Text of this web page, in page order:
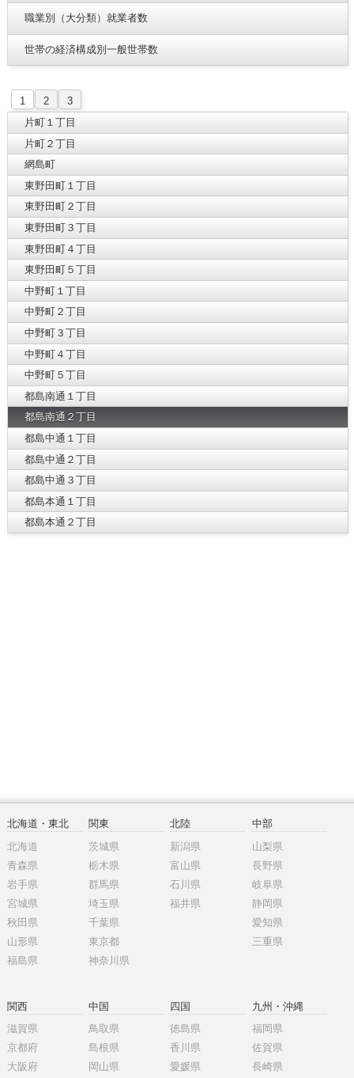
職業別（大分類）就業者数
世帯の経済構成別一般世帯数
1 2
3
片町１丁目
片町２丁目
網島町
東野田町１丁目
東野田町２丁目
東野田町３丁目
東野田町４丁目
東野田町５丁目
中野町１丁目
中野町２丁目
中野町３丁目
中野町４丁目
中野町５丁目
都島南通１丁目
都島南通２丁目
都島中通１丁目
都島中通２丁目
都島中通３丁目
都島本通１丁目
都島本通２丁目
北海道・東北
北海道
青森県
岩手県
宮城県
秋田県
山形県
福島県
関東
茨城県
栃木県
群馬県
埼玉県
千葉県
東京都
神奈川県
北陸
新潟県
富山県
石川県
福井県
中部
山梨県
長野県
岐阜県
静岡県
愛知県
三重県
関西
滋賀県
京都府
大阪府
中国
鳥取県
島根県
岡山県
四国
徳島県
香川県
愛媛県
九州・沖縄
福岡県
佐賀県
長崎県